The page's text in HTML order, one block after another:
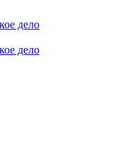
дело
дело